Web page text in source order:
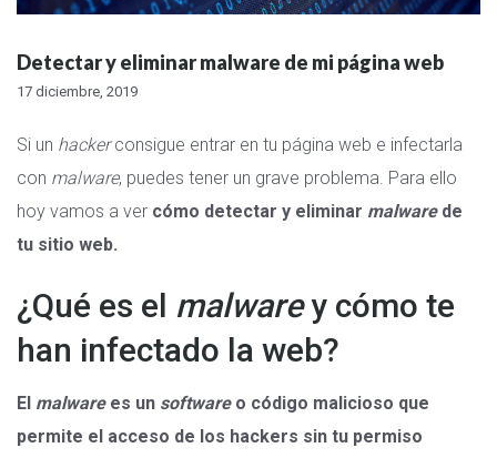
Detectar y eliminar malware de mi página web
17 diciembre, 2019
Si un hackerconsigue entrar en tu página web e infectarla
con malware, puedes tener un grave problema. Para ello
hoy vamos a ver cómo detectar y eliminar malwarede
tu sitio web.
¿Qué es el malwarey cómo te
han infectado la web?
El malwarees un softwareo código malicioso que
permite el acceso de los hackers sin tu permiso